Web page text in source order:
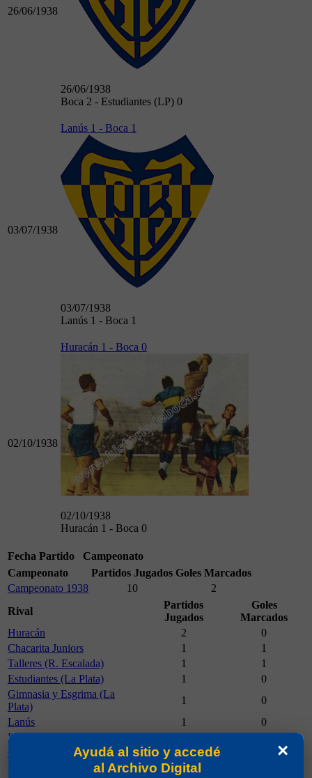
26/06/1938
26/06/1938
Boca 2 - Estudiantes (LP) 0
03/07/1938
Lanús 1 - Boca 1
03/07/1938
Lanús 1 - Boca 1
02/10/1938
Huracán 1 - Boca 0
02/10/1938
Huracán 1 - Boca 0
Fecha Partido
Campeonato
Campeonato
Partidos Jugados Goles Marcados
Campeonato 1938
10
2
Rival
Partidos
Jugados
Goles
Marcados
Huracán
2
0
Chacarita Juniors
1
1
Talleres (R. Escalada)
1
1
Estudiantes (La Plata)
1
0
Gimnasia y Esgrima (La
Plata)
1
0
Lanús
1
0
Platense
1
Vélez Sársfield
1
×
Ayudá al sitio y accedé
al Archivo Digital